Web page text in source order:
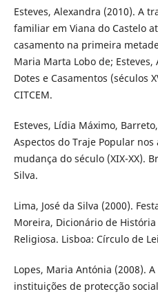
Esteves, Alexandra (2010). A
familiar em Viana do Castelo
casamento na primeira
Maria Marta Lobo de; Esteves,
Dotes e Casamentos (séculos
CITCEM.
Esteves, Lídia Máximo,
Aspectos do Traje Popular
mudança do século (XIX-XX).
Silva.
Lima, José da Silva (2000).
Moreira, Dicionário de
Religiosa. Lisboa: Círculo de
Lopes, Maria Antónia (2008).
instituições de protecção